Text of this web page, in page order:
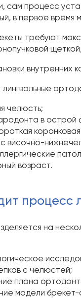
сам процесс
в первое время
требуют
внутренних
лингвальные
челюсть;
в острой
височно-
возраст.
процесс
на
с челюстей;
плана
модели